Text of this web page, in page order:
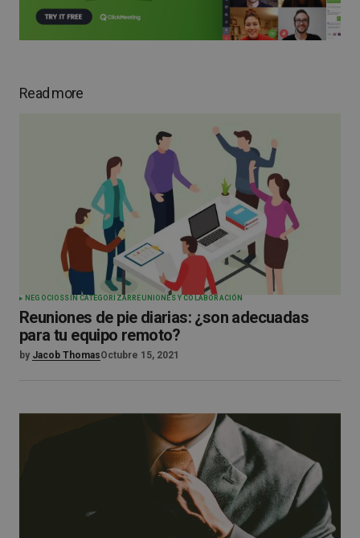
Read more
NEGOCIOSSIN CATEGORIZAR REUNIONES Y COLABORACIÓN
Reuniones de pie diarias: ¿son adecuadas
para tu equipo remoto?
by Jacob ThomasOctubre 15, 2021